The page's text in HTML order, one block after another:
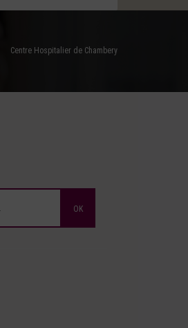
Centre Hospitalier de Chambery